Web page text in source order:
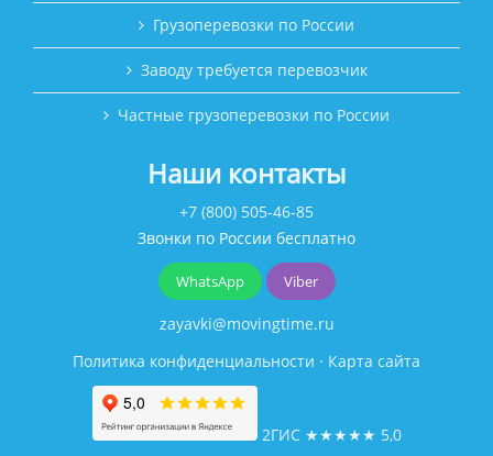
Грузоперевозки по России
Заводу требуется перевозчик
Частные грузоперевозки по России
Наши контакты
+7 (800) 505-46-85
Звонки по России бесплатно
WhatsApp Viber
zayavki@movingtime.ru
Политика конфиденциальности · Карта сайта
2ГИС ★★★★★ 5,0